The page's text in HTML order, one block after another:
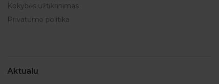
Kokybės užtikrinimas
Privatumo politika
Aktualu